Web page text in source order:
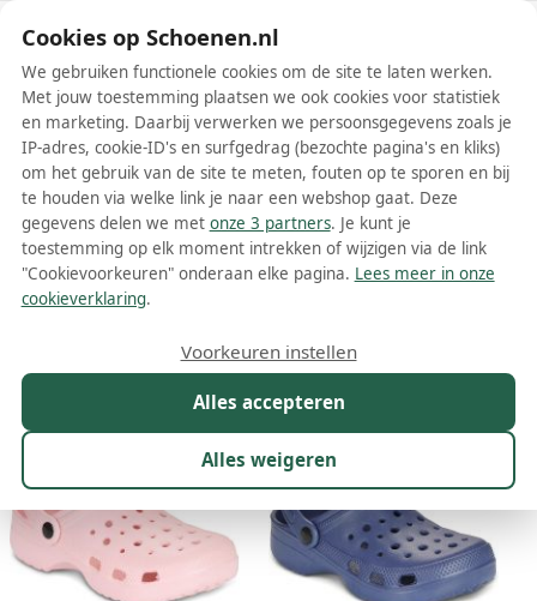
Schoenen.nl
Wis filters Alle filters
Citrouille et Compagnie meisjes
sandalen
Meer lezen
1 Kleur Prijs
186 resultaten:
Cookies op Schoenen.nl
We gebruiken functionele cookies om de site te laten werken.
Met jouw toestemming plaatsen we ook cookies voor statistiek
en marketing. Daarbij verwerken we persoonsgegevens zoals je
IP-adres, cookie-ID's en surfgedrag (bezochte pagina's en kliks)
om het gebruik van de site te meten, fouten op te sporen en bij
te houden via welke link je naar een webshop gaat. Deze
gegevens delen we met onze 3 partners. Je kunt je
toestemming op elk moment intrekken of wijzigen via de link
"Cookievoorkeuren" onderaan elke pagina. Lees meer in onze
cookieverklaring.
Alles accepteren
Alles weigeren
Voorkeuren instellen